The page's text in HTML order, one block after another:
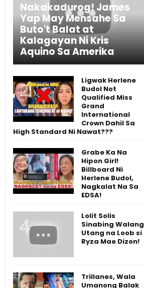
Nakakadurog! James
Yap May Mensahe Sa
Buto't Balat at
Kalagayan Ni Kris
Aquino Sa Amerika
Ligwak Herlene
Budol Not
Qualified Miss
Grand
International
Crown Dahil Sa
High Standard Ni Nawat???
Grabe Ka Na
Hipon Girl!
Billboard Ni
Herlene Budol,
Nagkalat Na Sa
EDSA!
Lolit Solis
Sinabing Walang
Utang na Loob si
Ryza Mae Dizon!
Trillanes, Wala
Umanong Balak